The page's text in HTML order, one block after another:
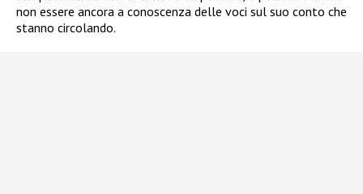
non essere ancora a conoscenza delle voci sul suo conto che
stanno circolando.